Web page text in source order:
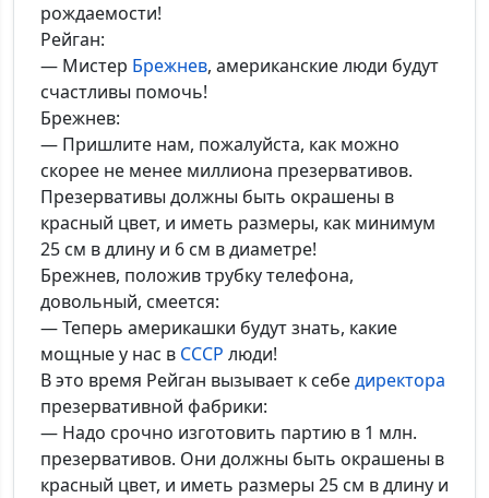
рождаемости!
Рейган:
— Мистер Брежнев, американские люди будут
счастливы помочь!
Брежнев:
— Пришлите нам, пожалуйста, как можно
скорее не менее миллиона презервативов.
Презервативы должны быть окрашены в
красный цвет, и иметь размеры, как минимум
25 см в длину и 6 см в диаметре!
Брежнев, положив трубку телефона,
довольный, смеется:
— Теперь америкашки будут знать, какие
мощные у нас в СССР люди!
В это время Рейган вызывает к себедиректора
презервативной фабрики:
— Надо срочно изготовить партию в 1 млн.
презервативов. Они должны быть окрашены в
красный цвет, и иметь размеры 25 см в длину и